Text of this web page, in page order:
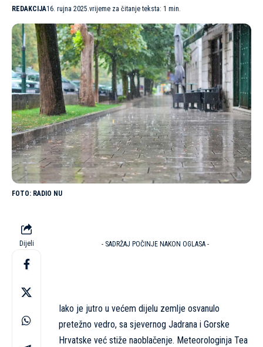
REDAKCIJA16. rujna 2025.vrijeme za čitanje teksta: 1 min.
RADIO NU
Dijeli - SADRŽAJ POČINJE NAKON OGLASA -
Iako je jutro u većem dijelu zemlje osvanulo
pretežno vedro, sa sjevernog Jadrana i Gorske
Hrvatske već stiže naoblačenje. Meteorologinja Tea